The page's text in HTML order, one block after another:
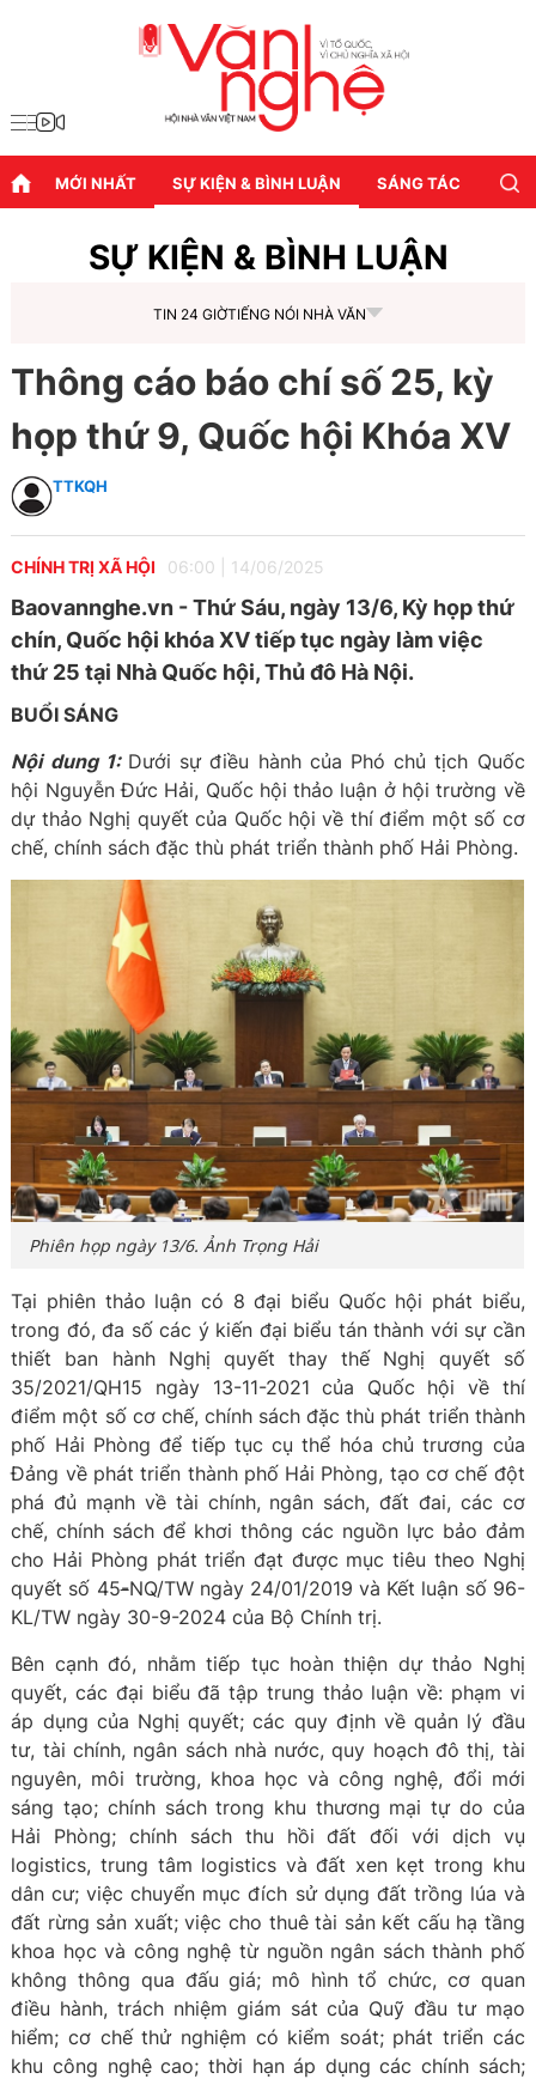
MỚI NHẤT SỰ KIỆN & BÌNH LUẬN SÁNG TÁC
SỰ KIỆN & BÌNH LUẬN
TIN 24 GIỜTIẾNG NÓI NHÀ VĂN
Thông cáo báo chí số 25, kỳ
họp thứ 9, Quốc hội Khóa XV
TTKQH
CHÍNH TRỊ XÃ HỘI 06:00 14/06/2025
Baovannghe.vn - Thứ Sáu, ngày 13/6, Kỳ họp thứ
chín, Quốc hội khóa XV tiếp tục ngày làm việc
thứ 25 tại Nhà Quốc hội, Thủ đô Hà Nội.
BUỔI SÁNG
Nội dung 1: Dưới sự điều hành của Phó chủ tịch Quốc
hội Nguyễn Đức Hải, Quốc hội thảo luận ở hội trường về
dự thảo Nghị quyết của Quốc hội về thí điểm một số cơ
chế, chính sách đặc thù phát triển thành phố Hải Phòng.
Phiên họp ngày 13/6. Ảnh Trọng Hải
Tại phiên thảo luận có 8 đại biểu Quốc hội phát biểu,
trong đó, đa số các ý kiến đại biểu tán thành với sự cần
thiết ban hành Nghị quyết thay thế Nghị quyết số
35/2021/QH15 ngày 13-11-2021 của Quốc hội về thí
điểm một số cơ chế, chính sách đặc thù phát triển thành
phố Hải Phòng để tiếp tục cụ thể hóa chủ trương của
Đảng về phát triển thành phố Hải Phòng, tạo cơ chế đột
phá đủ mạnh về tài chính, ngân sách, đất đai, các cơ
chế, chính sách để khơi thông các nguồn lực bảo đảm
cho Hải Phòng phát triển đạt được mục tiêu theo Nghị
quyết số 45-NQ/TW ngày 24/01/2019 và Kết luận số 96-
KL/TW ngày 30-9-2024 của Bộ Chính trị.
Bên cạnh đó, nhằm tiếp tục hoàn thiện dự thảo Nghị
quyết, các đại biểu đã tập trung thảo luận về: phạm vi
áp dụng của Nghị quyết; các quy định về quản lý đầu
tư, tài chính, ngân sách nhà nước, quy hoạch đô thị, tài
nguyên, môi trường, khoa học và công nghệ, đổi mới
sáng tạo; chính sách trong khu thương mại tự do của
Hải Phòng; chính sách thu hồi đất đối với dịch vụ
logistics, trung tâm logistics và đất xen kẹt trong khu
dân cư; việc chuyển mục đích sử dụng đất trồng lúa và
đất rừng sản xuất; việc cho thuê tài sản kết cấu hạ tầng
khoa học và công nghệ từ nguồn ngân sách thành phố
không thông qua đấu giá; mô hình tổ chức, cơ quan
điều hành, trách nhiệm giám sát của Quỹ đầu tư mạo
hiểm; cơ chế thử nghiệm có kiểm soát; phát triển các
khu công nghệ cao; thời hạn áp dụng các chính sách;